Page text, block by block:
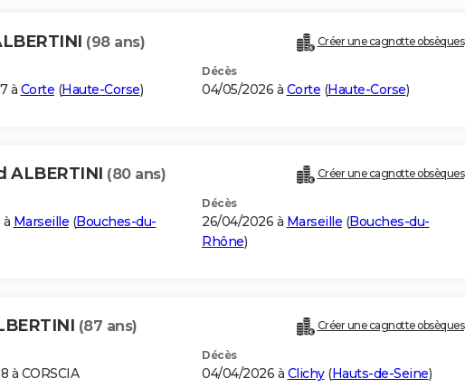
(98 ans) Créer une cagnotte obsèques
à Corte (Haute-Corse)
Décès
04/05/2026 à Corte (Haute-Corse)
ALBERTINI (80 ans) Créer une cagnotte obsèques
à Marseille (Bouches-du-
Décès
26/04/2026 à Marseille (Bouches-du-
Rhône)
(87 ans) Créer une cagnotte obsèques
à CORSCIA
Décès
04/04/2026 à Clichy(Hauts-de-Seine)